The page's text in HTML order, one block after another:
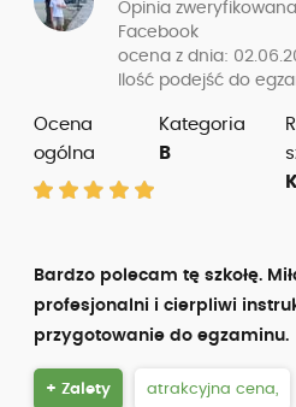
Opinia
Facebook
ocena z dnia:
Ilość podejść do
Ocena
ogólna
Kategoria
B
Bardzo polecam tę szkołę.
profesjonalni i cierpliwi
przygotowanie do egzaminu.
+ Zalety atrakcyjna cena,